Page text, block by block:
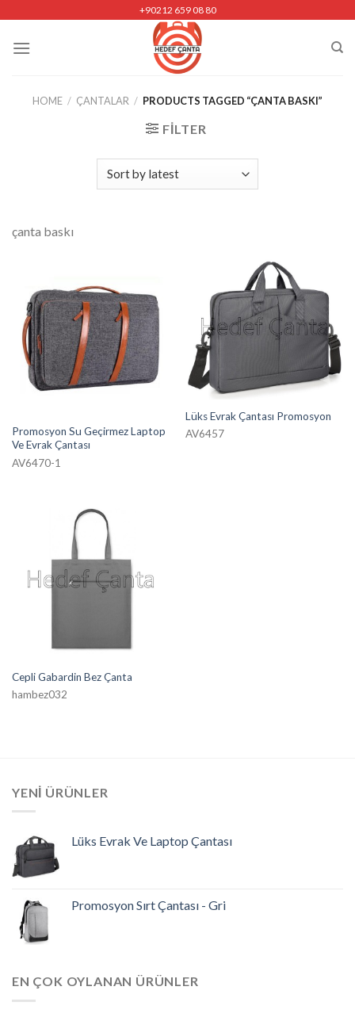
content
+90212 659 08 80
HOME / ÇANTALAR / PRODUCTS TAGGED “ÇANTA BASKI”
FILTER
çanta baskı
Promosyon Su Geçirmez Laptop
Ve Evrak Çantası
AV6470-1
Lüks Evrak Çantası Promosyon
AV6457
Cepli Gabardin Bez Çanta
hambez032
YENI ÜRÜNLER
Lüks Evrak Ve Laptop Çantası
Promosyon Sırt Çantası - Gri
EN ÇOK OYLANAN ÜRÜNLER